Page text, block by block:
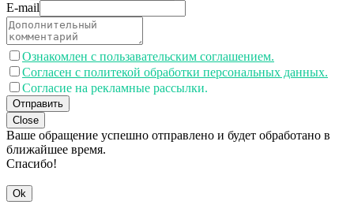
E-mail
Ознакомлен с пользавательским соглашением.
Согласен с политекой обработки персональных данных.
Согласие на рекламные рассылки.
Отправить
Close
Ваше обращение успешно отправлено и будет обработано в
ближайшее время.
Спасибо!
Ok